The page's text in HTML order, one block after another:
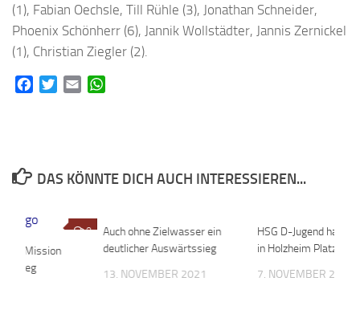
(1), Fabian Oechsle, Till Rühle (3), Jonathan Schneider,
Phoenix Schönherr (6), Jannik Wollstädter, Jannis Zernickel
(1), Christian Ziegler (2).
FacebookTwitterEmail
DAS KÖNNTE DICH AUCH INTERESSIEREN...
Auch ohne Zielwasser ein
deutlicher Auswärtssieg
13. NOVEMBER 2021
HSG D-Jugend hat
in Holzheim Platz 3
7. NOVEMBER 2018
0
Mission